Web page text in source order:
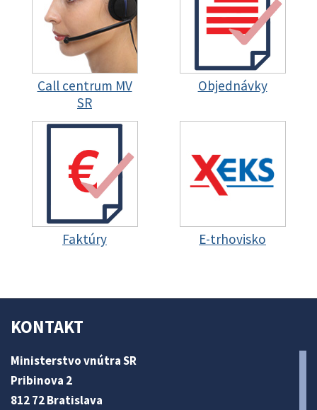
Call centrum MV
SR
Objednávky
Faktúry E-trhovisko
KONTAKT
Ministerstvo vnútra SR
Pribinova 2
812 72 Bratislava